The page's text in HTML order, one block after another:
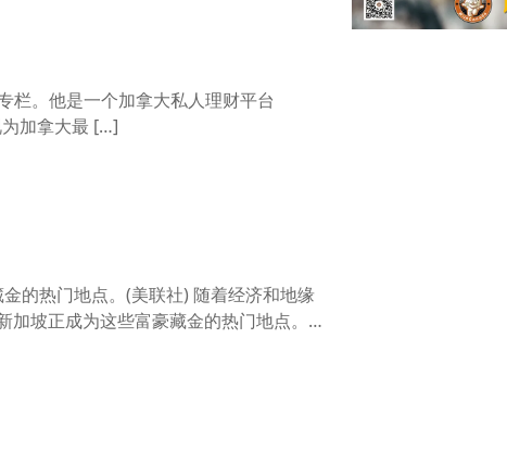
。他是一个加拿大私人理财平台
加拿大最 […]
的热门地点。(美联社) 随着经济和地缘
坡正成为这些富豪藏金的热门地点。